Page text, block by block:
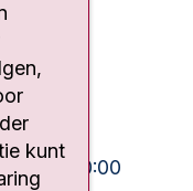
15:00 - 20:00
kunt